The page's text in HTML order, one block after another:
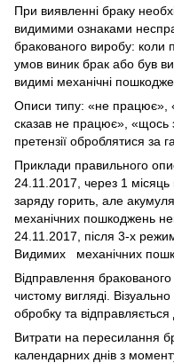
При виявленні браку
видимими ознаками
бракованого виробу: коли
умов виник брак або був
видимі механічні
Описи типу: «не працює»,
сказав не працює», «щось
претензії оброблятися за
Приклади правильного
24.11.2017, через 1
заряду горить, але
механічних пошкоджень
24.11.2017, після 3-х
Видимих механічних
Відправлення
чистому вигляді.
обробку та
Витрати на пересилання
календарних днів з